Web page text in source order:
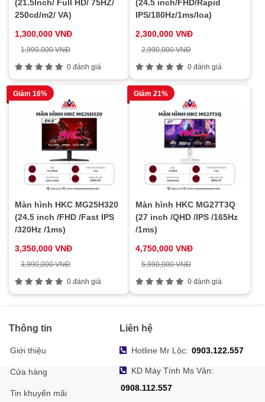
(21.5Inch/ Full HD/ 75HZ/
250cd/m2/ VA)
1,300,000 VNĐ
1,990,000 VNĐ
0 đánh giá
(24.5 inch/FHD/Rapid
IPS/180Hz/1ms/loa)
2,300,000 VNĐ
2,990,000 VNĐ
0 đánh giá
Giảm 16%
Màn hình HKC MG25H320
(24.5 inch /FHD /Fast IPS
/320Hz /1ms)
3,350,000 VNĐ
3,990,000 VNĐ
0 đánh giá
Giảm 21%
Màn hình HKC MG27T3Q
(27 inch /QHD /IPS /165Hz
/1ms)
4,750,000 VNĐ
5,990,000 VNĐ
0 đánh giá
Thông tin
Giới thiệu
Cửa hàng
Tin khuyến mãi
Liên hệ
Hotline Mr Lộc: 0903.122.557
KD Máy Tính Ms Vân:
0908.112.557